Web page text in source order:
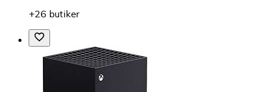
+26 butiker